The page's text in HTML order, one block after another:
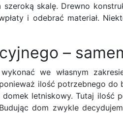
skalę. Drewno
i odebrać materiał.
–
we własnym
ilość potrzebnego
letniskowy. Tutaj ilość
dom zwykle